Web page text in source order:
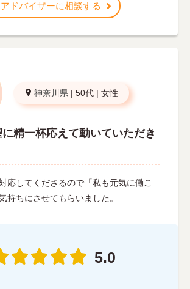
アドバイザーに相談する
神奈川県 | 50代 | 女性
精一杯応えて動いていただき
応してくださるので「私も元気に働こ
持ちにさせてもらいました。
5.0